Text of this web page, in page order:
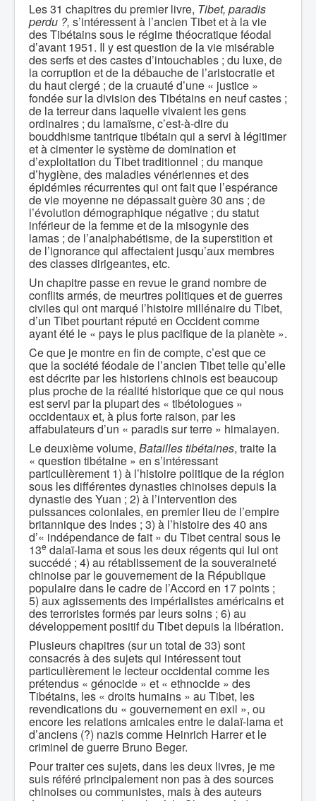
Les 31 chapitres du premier livre, Tibet, paradis
perdu ?, s’intéressent à l’ancien Tibet et à la vie
des Tibétains sous le régime théocratique féodal
d’avant 1951. Il y est question de la vie misérable
des serfs et des castes d’intouchables ; du luxe, de
la corruption et de la débauche de l’aristocratie et
du haut clergé ; de la cruauté d’une « justice »
fondée sur la division des Tibétains en neuf castes ;
de la terreur dans laquelle vivaient les gens
ordinaires ; du lamaïsme, c’est-à-dire du
bouddhisme tantrique tibétain qui a servi à légitimer
et à cimenter le système de domination et
d’exploitation du Tibet traditionnel ; du manque
d’hygiène, des maladies vénériennes et des
épidémies récurrentes qui ont fait que l’espérance
de vie moyenne ne dépassait guère 30 ans ; de
l’évolution démographique négative ; du statut
inférieur de la femme et de la misogynie des
lamas ; de l’analphabétisme, de la superstition et
de l’ignorance qui affectaient jusqu’aux membres
des classes dirigeantes, etc.
Un chapitre passe en revue le grand nombre de
conflits armés, de meurtres politiques et de guerres
civiles qui ont marqué l’histoire millénaire du Tibet,
d’un Tibet pourtant réputé en Occident comme
ayant été le « pays le plus pacifique de la planète ».
Ce que je montre en fin de compte, c’est que ce
que la société féodale de l’ancien Tibet telle qu’elle
est décrite par les historiens chinois est beaucoup
plus proche de la réalité historique que ce qui nous
est servi par la plupart des « tibétologues »
occidentaux et, à plus forte raison, par les
affabulateurs d’un « paradis sur terre » himalayen.
Le deuxième volume, Batailles tibétaines, traite la
« question tibétaine » en s’intéressant
particulièrement 1) à l’histoire politique de la région
sous les différentes dynasties chinoises depuis la
dynastie des Yuan ; 2) à l’intervention des
puissances coloniales, en premier lieu de l’empire
britannique des Indes ; 3) à l’histoire des 40 ans
d’« indépendance de fait » du Tibet central sous le
13e dalaï-lama et sous les deux régents qui lui ont
succédé ; 4) au rétablissement de la souveraineté
chinoise par le gouvernement de la République
populaire dans le cadre de l’Accord en 17 points ;
5) aux agissements des impérialistes américains et
des terroristes formés par leurs soins ; 6) au
développement positif du Tibet depuis la libération.
Plusieurs chapitres (sur un total de 33) sont
consacrés à des sujets qui intéressent tout
particulièrement le lecteur occidental comme les
prétendus « génocide » et « ethnocide » des
Tibétains, les « droits humains » au Tibet, les
revendications du « gouvernement en exil », ou
encore les relations amicales entre le dalaï-lama et
d’anciens (?) nazis comme Heinrich Harrer et le
criminel de guerre Bruno Beger.
Pour traiter ces sujets, dans les deux livres, je me
suis référé principalement non pas à des sources
chinoises ou communistes, mais à des auteurs